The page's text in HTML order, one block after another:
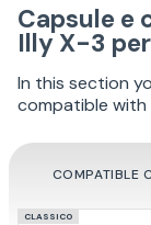
Capsule e
Illy X-3
In this section
compatible with
COMPATIBLE
CLASSICO